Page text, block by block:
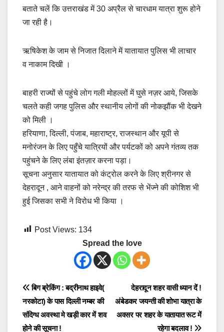
बताते चलें कि उत्तराखंड में 30 अप्रैल से चारधाम यात्रा शुरू होने
जा रही है।
ऋषिकेश के जाम से निजात दिलाने में यातायात पुलिस भी लाचार
व नाकाम दिखी ।
बाहरी राज्यों से पहुंचे लोग गली मोहल्लों में घुसे नज़र आये, जिसके
चलते कही जगह पुलिस और स्थानीय लोगों की नोकझौंक भी देखने
को मिली ।
हरियाणा, दिल्ली, पंजाब, महाराष्ट्र, राजस्थान और यूपी से
मनोरंजन के लिए पहुँचे यात्रियों और पर्यटकों को अपने गंतव्य तक
पहुंचने के लिए लंबा इंतज़ार करना पड़ा।
सूचना अनुसार यातायात को कंट्रोल करने के लिए श्रीनगर से
देहरादून , आने वाहनों को नरेन्द्र की तरफ से भेंज्ने की कोशिश भी
हुई जिसका सभी ने विरोध भी किया ।
Post Views: 134
Spread the love
Post
navigation
देहरादून शहर वासी ध्यान दें !
अंबेडकर जयन्ती की शोभा यात्रा के
अवसर पर शहर के यातायात रूट में
रहेगा बदलाव !
बिग ब्रेकिंग : बद्रीनाथ हाइवे(
नरकोटा) के पास दिल्ली नम्बर की
संदिग्ध अवस्था मे खड़ी कार में शव
होने की सूचना !